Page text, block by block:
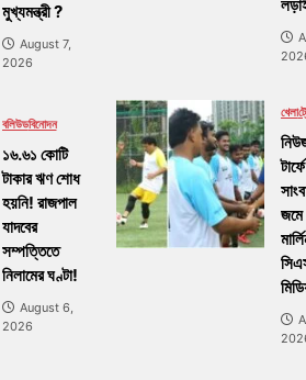
মুখ্যমন্ত্রী ?
August 7,
2026
বলিউডবিনোদন
১৬.৬১ কোটি
টাকার ঋণ শোধ
হয়নি! রাজপাল
যাদবের
সম্পত্তিতে
নিলামের ঘণ্টা!
August 6,
2026
খেলা
টার্ফে